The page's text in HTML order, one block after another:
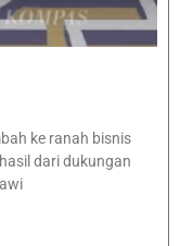
ke ranah bisnis
dari dukungan